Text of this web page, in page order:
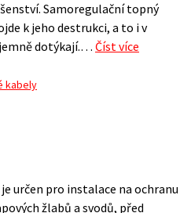
Samoregulační topný
k jeho destrukci, a to i v
dotýkají.… Číst více
kabely
určen pro instalace na ochranu
žlabů a svodů, před